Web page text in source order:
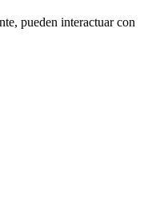
pueden interactuar con